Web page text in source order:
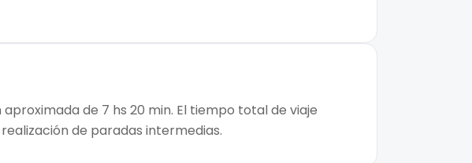
de 7 hs 20 min. El tiempo total de viaje
de paradas intermedias.